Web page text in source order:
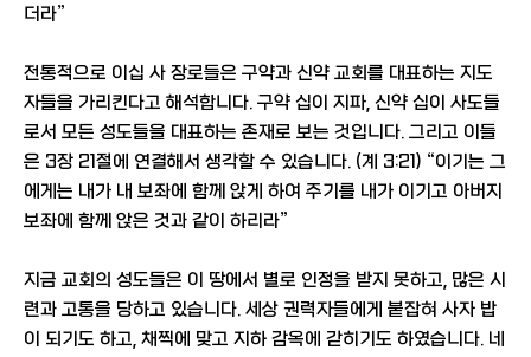
더라”
전통적으로 이십 사 장로들은 구약과 신약 교회를 대표하는 지도
자들을 가리킨다고 해석합니다. 구약 십이 지파, 신약 십이 사도들
로서 모든 성도들을 대표하는 존재로 보는 것입니다. 그리고 이들
은 3장 21절에 연결해서 생각할 수 있습니다. (계 3:21) “이기는 그
에게는 내가 내 보좌에 함께 앉게 하여 주기를 내가 이기고 아버지
보좌에 함께 앉은 것과 같이 하리라”
지금 교회의 성도들은 이 땅에서 별로 인정을 받지 못하고, 많은 시
련과 고통을 당하고 있습니다. 세상 권력자들에게 붙잡혀 사자 밥
이 되기도 하고, 채찍에 맞고 지하 감옥에 갇히기도 하였습니다. 네